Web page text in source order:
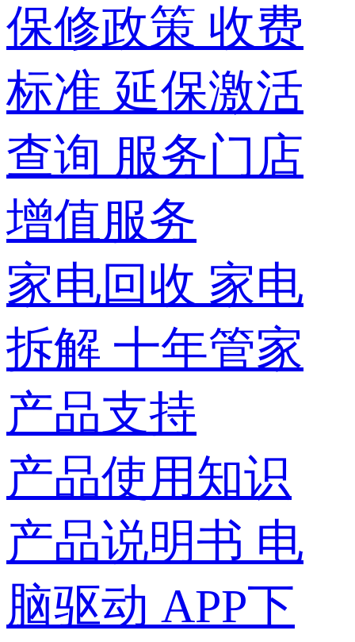
保修政策 收费
标准 延保激活
查询 服务门店
增值服务
家电回收 家电
拆解 十年管家
产品支持
产品使用知识
产品说明书 电
脑驱动 APP下